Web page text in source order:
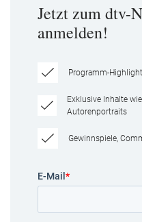
Jetzt zum dtv-
anmelden!
Programm-
Exklusive Inhalte
Autorenportraits
Gewinnspiele,
E-Mail *